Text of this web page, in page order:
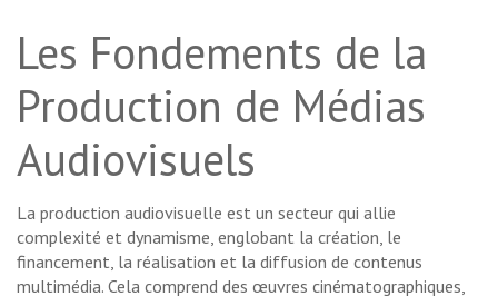
Les Fondements de la
Production de Médias
Audiovisuels
La production audiovisuelle est un secteur qui allie
complexité et dynamisme, englobant la création, le
financement, la réalisation et la diffusion de contenus
multimédia. Cela comprend des œuvres cinématographiques,